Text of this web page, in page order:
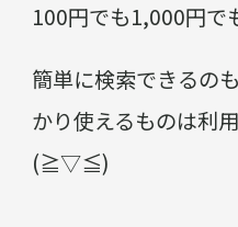
100円でも1,000円で
簡単に検索できるの
かり使えるものは利
(≧▽≦)